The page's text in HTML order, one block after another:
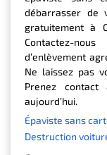
débarrasser de
gratuitement à
Contactez-
d’enlèvement
Ne laissez pas
Prenez
aujourd’hui.
Épaviste sans
Destruction